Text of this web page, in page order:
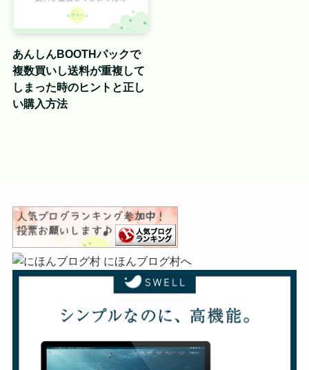
あんしんBOOTHパックで
複数買いし送料が重複して
しまった時のヒントと正し
い購入方法